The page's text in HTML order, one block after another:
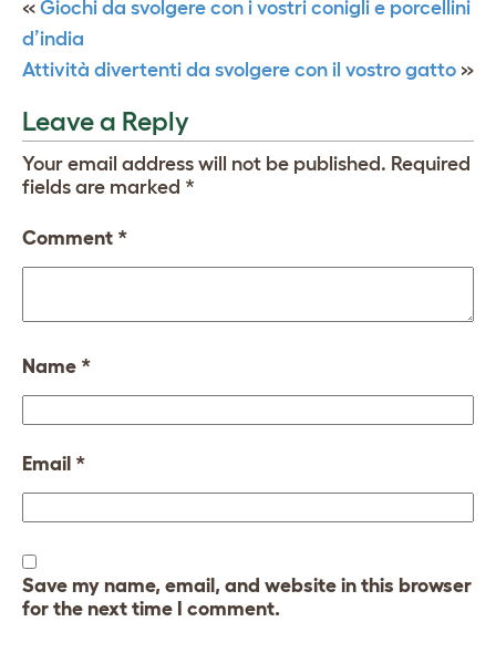
« Giochi da svolgere con i vostri conigli e porcellini
d’india
Attività divertenti da svolgere con il vostro gatto »
Leave a Reply
Your email address will not be published. Required
fields are marked *
Comment *
Name *
Email *
Save my name, email, and website in this browser
for the next time I comment.